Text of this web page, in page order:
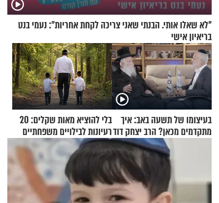
"לא שאלו אותי. הבנתי שאני צריכה לקחת אחריות": נעמי בנט
בריאיון אישי
בעיצומו של תשעה באב: איך
מתקדמים מכאן? הרב יצחק דוד
גרוסמן בשיחה מיוחדת
בלי להוציא מאות שקלים: 20
רעיונות לבילויים משפחתיים
כמעט בחינם